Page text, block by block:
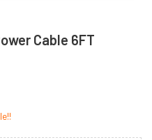
Cable 6FT